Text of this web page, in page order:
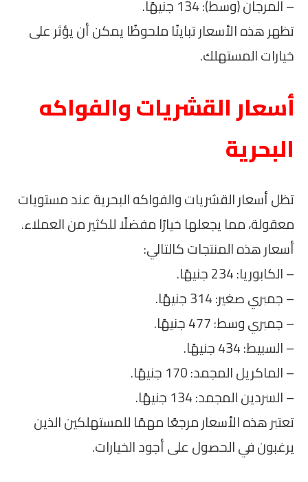
– المرجان (وسط): 134 جنيهًا.
تظهر هذه الأسعار تباينًا ملحوظًا يمكن أن يؤثر على
خيارات المستهلك.
أسعار القشريات والفواكه
البحرية
تظل أسعار القشريات والفواكه البحرية عند مستويات
معقولة، مما يجعلها خيارًا مفضلًا للكثير من العملاء.
أسعار هذه المنتجات كالتالي:
– الكابوريا: 234 جنيهًا.
– جمبري صغير: 314 جنيهًا.
– جمبري وسط: 477 جنيهًا.
– السبيط: 434 جنيهًا.
– الماكريل المجمد: 170 جنيهًا.
– السردين المجمد: 134 جنيهًا.
تعتبر هذه الأسعار مرجعًا مهمًا للمستهلكين الذين
يرغبون في الحصول على أجود الخيارات.